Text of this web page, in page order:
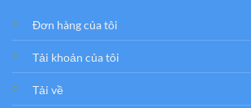
Đơn hàng của tôi
Tải khoản của tôi
Tải về